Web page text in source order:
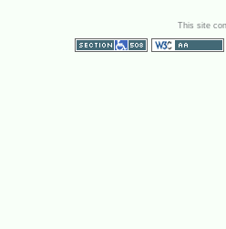
This site